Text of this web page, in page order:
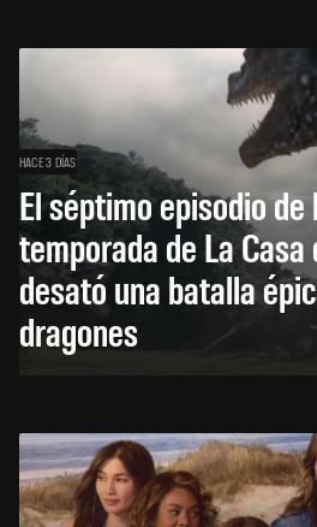
HACE 3 DÍAS
El séptimo episodio
temporada de La Casa
desató una batalla
dragones